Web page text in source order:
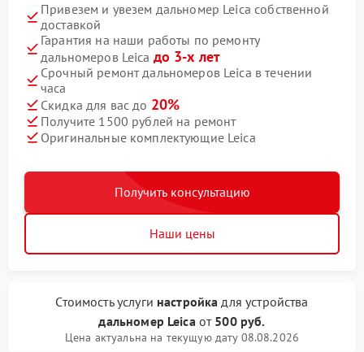
Привезем и увезем дальномер Leica собственной
доставкой
Гарантия на наши работы по ремонту
дальномеров Leica до 3-х лет
Срочный ремонт дальномеров Leica в течении
часа
Скидка для вас до 20%
Получите 1500 рублей на ремонт
Оригинальные комплектующие Leica
Получить консультацию
Наши цены
Стоимость услуги настройка для устройства
дальномер Leicaот 500 руб.
Цена актуальна на текущую дату 08.08.2026